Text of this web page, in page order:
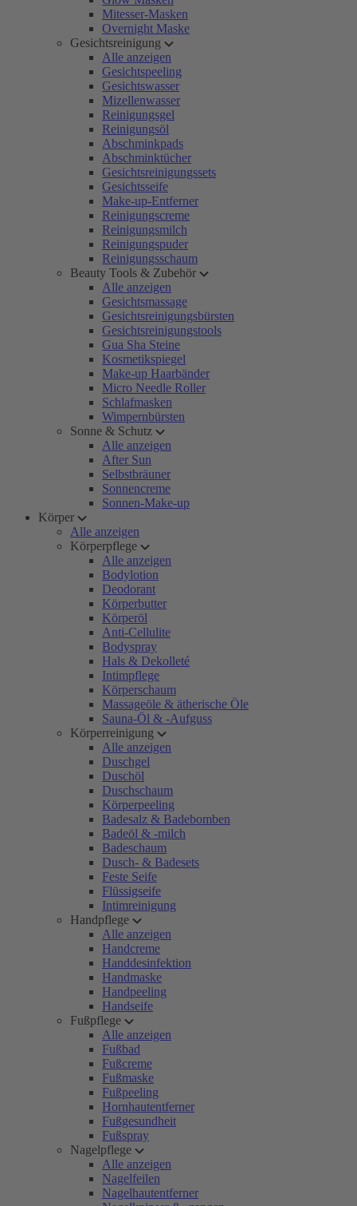
Mitesser-Masken
Overnight Maske
Gesichtsreinigung
Alle anzeigen
Gesichtspeeling
Gesichtswasser
Mizellenwasser
Reinigungsgel
Reinigungsöl
Abschminkpads
Abschminktücher
Gesichtsreinigungssets
Gesichtsseife
Make-up-Entferner
Reinigungscreme
Reinigungsmilch
Reinigungspuder
Reinigungsschaum
Beauty Tools & Zubehör
Alle anzeigen
Gesichtsmassage
Gesichtsreinigungsbürsten
Gesichtsreinigungstools
Gua Sha Steine
Kosmetikspiegel
Make-up Haarbänder
Micro Needle Roller
Schlafmasken
Wimpernbürsten
Sonne & Schutz
Alle anzeigen
After Sun
Selbstbräuner
Sonnencreme
Sonnen-Make-up
Körper
Alle anzeigen
Körperpflege
Alle anzeigen
Bodylotion
Deodorant
Körperbutter
Körperöl
Anti-Cellulite
Bodyspray
Hals & Dekolleté
Intimpflege
Körperschaum
Massageöle & ätherische Öle
Sauna-Öl & -Aufguss
Körperreinigung
Alle anzeigen
Duschgel
Duschöl
Duschschaum
Körperpeeling
Badesalz & Badebomben
Badeöl & -milch
Badeschaum
Dusch- & Badesets
Feste Seife
Flüssigseife
Intimreinigung
Handpflege
Alle anzeigen
Handcreme
Handdesinfektion
Handmaske
Handpeeling
Handseife
Fußpflege
Alle anzeigen
Fußbad
Fußcreme
Fußmaske
Fußpeeling
Hornhautentferner
Fußgesundheit
Fußspray
Nagelpflege
Alle anzeigen
Nagelfeilen
Nagelhautentferner